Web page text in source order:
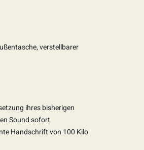
verstellbarer
ihres bisherigen
Sound sofort
Handschrift von 100 Kilo